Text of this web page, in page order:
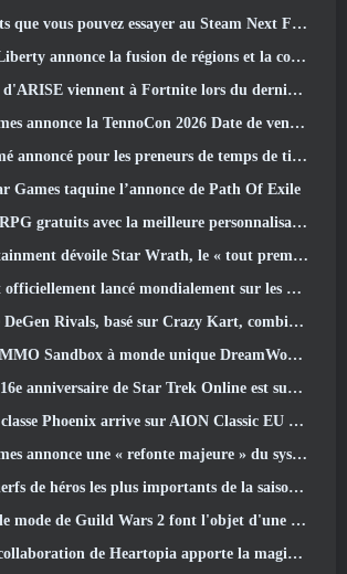
que vous pouvez essayer au Steam Next Fest
annonce la fusion de régions et la consolidation de serveurs
viennent à Fortnite lors du dernier événement de collaboration
la TennoCon 2026 Date de vente des billets
pour les preneurs de temps de tir à la troisième personne
Games taquine l’annonce de Path Of Exile
avec la meilleure personnalisation des personnages
Star Wrath, le « tout premier jeu d’action et d’extraction spatiale »
lancé mondialement sur les appareils Android
Crazy Kart, combine toutes les choses que vous ne saviez probablement pas que vous vouliez combiner
à monde unique DreamWorld arrive sur Steam en accès anticipé
de Star Trek Online est supprimé dans le cadre de la mise à jour « Corruption »
arrive sur AION Classic EU dans la mise à jour « Ignite »
une « refonte majeure » du système de progression des joueurs de Soulframe
de héros les plus importants de la saison 6.5
Wars 2 font l'objet d'une refonte basée sur les commentaires des joueurs
de Heartopia apporte la magie de l'amitié de mon petit poney